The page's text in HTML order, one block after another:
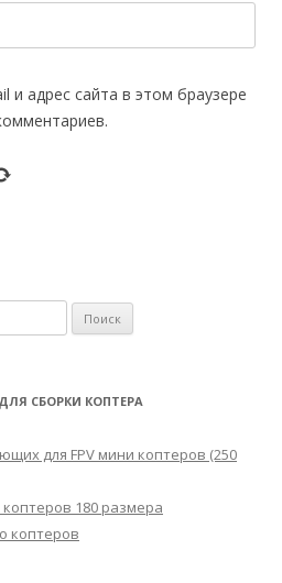
и адрес сайта в этом браузере
СБОРКИ КОПТЕРА
для FPV мини коптеров (250
180 размера
коптеров